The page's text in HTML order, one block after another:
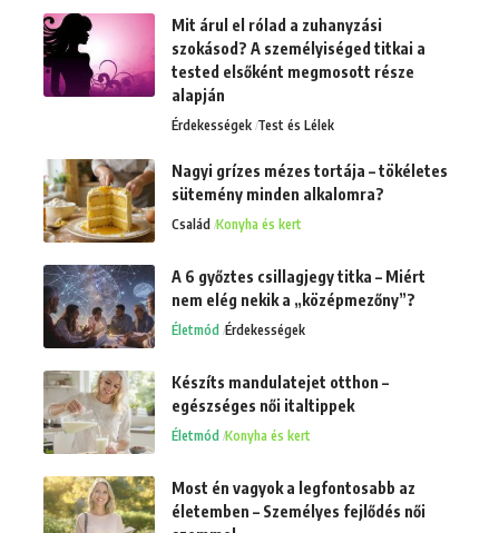
Mit árul el rólad a zuhanyzási
szokásod? A személyiséged titkai a
tested elsőként megmosott része
alapján
Érdekességek Test és Lélek
Nagyi grízes mézes tortája – tökéletes
sütemény minden alkalomra?
Család Konyha és kert
A 6 győztes csillagjegy titka – Miért
nem elég nekik a „középmezőny”?
Életmód Érdekességek
Készíts mandulatejet otthon –
egészséges női italtippek
Életmód Konyha és kert
Most én vagyok a legfontosabb az
életemben – Személyes fejlődés női